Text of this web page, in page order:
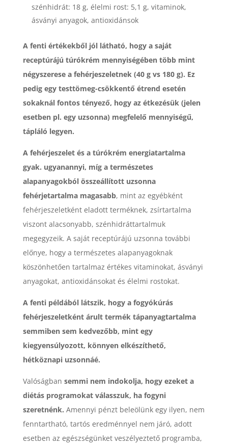
szénhidrát: 18 g, élelmi rost: 5,1 g, vitaminok,
ásványi anyagok, antioxidánsok
A fenti értékekből jól látható, hogy a saját
receptúrájú túrókrém mennyiségében több mint
négyszerese a fehérjeszeletnek (40 g vs 180 g). Ez
pedig egy testtömeg-csökkentő étrend esetén
sokaknál fontos tényező, hogy az étkezésük (jelen
esetben pl. egy uzsonna) megfelelő mennyiségű,
tápláló legyen.
A fehérjeszelet és a túrókrém energiatartalma
gyak. ugyanannyi, míg a természetes
alapanyagokból összeállított uzsonna
fehérjetartalma magasabb, mint az egyébként
fehérjeszeletként eladott terméknek, zsírtartalma
viszont alacsonyabb, szénhidráttartalmuk
megegyzeik. A saját receptúrájú uzsonna további
előnye, hogy a természetes alapanyagoknak
köszönhetően tartalmaz értékes vitaminokat, ásványi
anyagokat, antioxidánsokat és élelmi rostokat.
A fenti példából látszik, hogy a fogyókúrás
fehérjeszeletként árult termék tápanyagtartalma
semmiben sem kedvezőbb, mint egy
kiegyensúlyozott, könnyen elkészíthető,
hétköznapi uzsonnáé.
Valóságban semmi nem indokolja, hogy ezeket a
diétás programokat válasszuk, ha fogyni
szeretnénk. Amennyi pénzt beleölünk egy ilyen, nem
fenntartható, tartós eredménnyel nem járó, adott
esetben az egészségünket veszélyeztető programba,